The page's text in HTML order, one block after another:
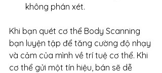
không phán xét.
Khi bạn quét cơ thể Body Scanning
bạn luyện tập để tăng cường độ nhạy
và cảm của mình về trí tuệ cơ thể. Khi
cơ thể gửi một tín hiệu, bán sẽ dễ